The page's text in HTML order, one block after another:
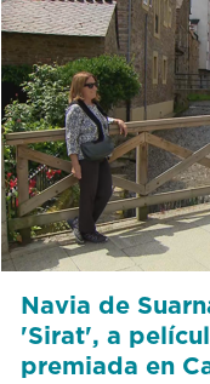
Navia de
'Sirat', a
premiada en